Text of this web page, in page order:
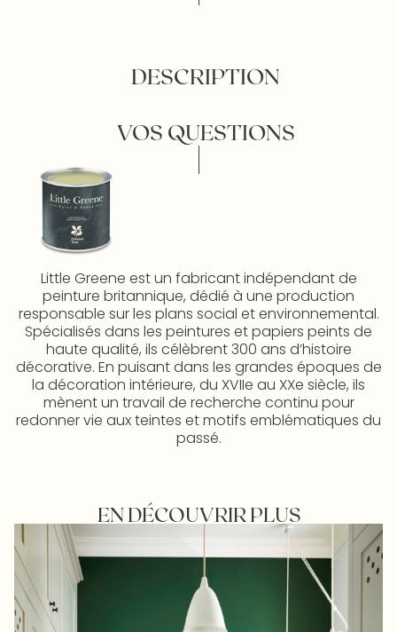
DESCRIPTION
VOS QUESTIONS
Little Greene est un fabricant indépendant de
peinture britannique, dédié à une production
responsable sur les plans social et environnemental.
Spécialisés dans les peintures et papiers peints de
haute qualité, ils célèbrent 300 ans d’histoire
décorative. En puisant dans les grandes époques de
la décoration intérieure, du XVIIe au XXe siècle, ils
mènent un travail de recherche continu pour
redonner vie aux teintes et motifs emblématiques du
passé.
EN DÉCOUVRIR PLUS